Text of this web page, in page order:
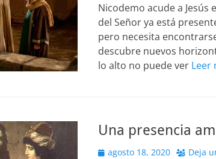
Nicodemo acude a
del Señor ya está
pero necesita
descubre nuevos
lo alto no puede ver Leer
Una presencia
Publicado
agosto 18, 2020 Deja